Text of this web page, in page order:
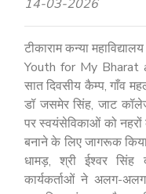
14-03-2026
टीकाराम कन्या
Youth for My
सात दिवसीय कैम्प, गाँव
डॉ जसमेर सिंह, जाट
पर स्वयंसेविकाओं को
बनाने के लिए जागरूक
धामड़, श्री ईश्वर सिंह
कार्यकर्ताओं ने अलग-अलग